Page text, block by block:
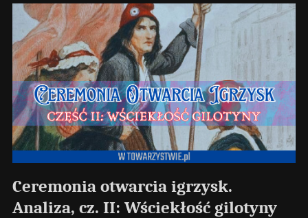
Ceremonia otwarcia igrzysk.
Analiza, cz. II: Wściekłość gilotyny